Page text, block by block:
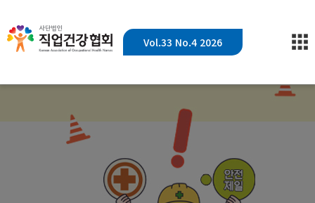
Vol.33 No.4 2026